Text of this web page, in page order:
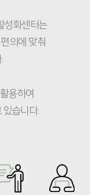
성화센터는
의에 맞춰
용하여
있습니다.